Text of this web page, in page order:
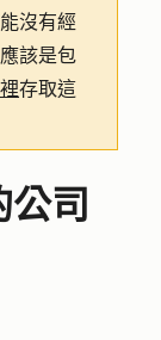
沒有經
該是包
存取這
司